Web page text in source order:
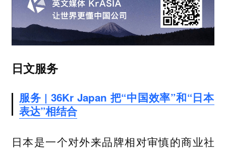
日文服务
服务 | 36Kr Japan 把“中国效率”和“日本
表达”相结合
日本是一个对外来品牌相对审慎的商业社